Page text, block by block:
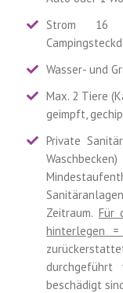
Strom 16
Wasser- und
Max. 2 Tiere
geimpft,
Private
Zeitraum. Für
hinterlegen
beschädigt